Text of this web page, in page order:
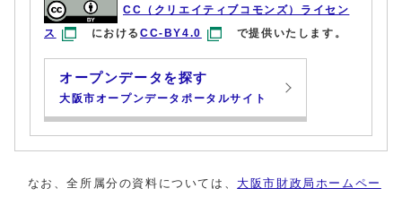
CC（クリエイティブコモンズ）ライセン
ス
におけるCC-BY4.0 で提供いたします。
オープンデータを探す
大阪市オープンデータポータルサイト
なお、全所属分の資料については、 大阪市財政局ホームペー